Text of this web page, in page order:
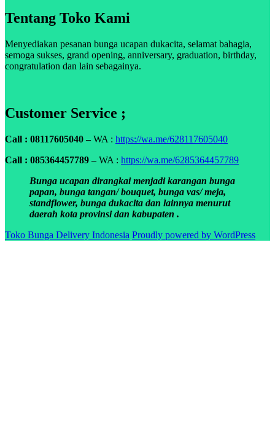
Tentang Toko Kami
Menyediakan pesanan bunga ucapan dukacita, selamat bahagia,
semoga sukses, grand opening, anniversary, graduation, birthday,
congratulation dan lain sebagainya.
Customer Service ;
Call : 08117605040 –WA : https://wa.me/628117605040
Call : 085364457789 –WA : https://wa.me/6285364457789
Bunga ucapan dirangkai menjadi karangan bunga
papan, bunga tangan/ bouquet, bunga vas/ meja,
standflower, bunga dukacita dan lainnya menurut
daerah kota provinsi dan kabupaten .
Toko Bunga Delivery Indonesia Proudly powered by WordPress